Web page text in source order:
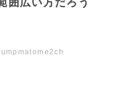
囲広い方だろう